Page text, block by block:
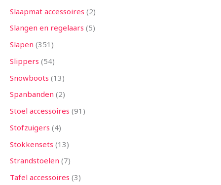
Slaapmat accessoires 2
Slangen en regelaars 5
Slapen 351
Slippers 54
Snowboots 13
Spanbanden 2
Stoel accessoires 91
Stofzuigers 4
Stokkensets 13
Strandstoelen 7
Tafel accessoires 3